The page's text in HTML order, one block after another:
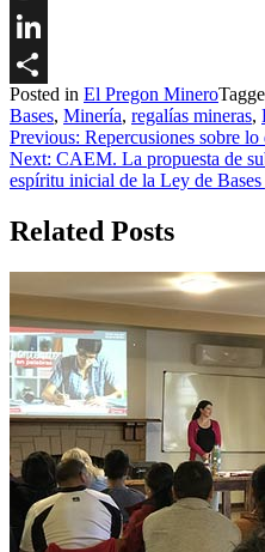
Twitter
LinkedIn
Share
Posted in El Pregon Minero
Bases, Minería, regalías mineras,
Navegación
de
Previous: Repercusiones sobre
Next: CAEM. La propuesta de
espíritu inicial de la Ley de
Related Posts